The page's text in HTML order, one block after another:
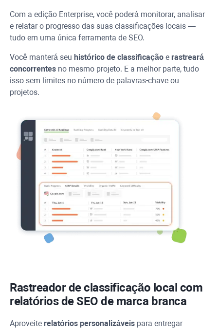
Com a edição Enterprise, você poderá monitorar, analisar
e relatar o progresso das suas classificações locais —
tudo em uma única ferramenta de SEO.
Você manterá seu histórico de classificação e rastreará
concorrentes no mesmo projeto. E a melhor parte, tudo
isso sem limites no número de palavras-chave ou
projetos.
Rastreador de classificação local com
relatórios de SEO de marca branca
Aproveite relatórios personalizáveis para entregar